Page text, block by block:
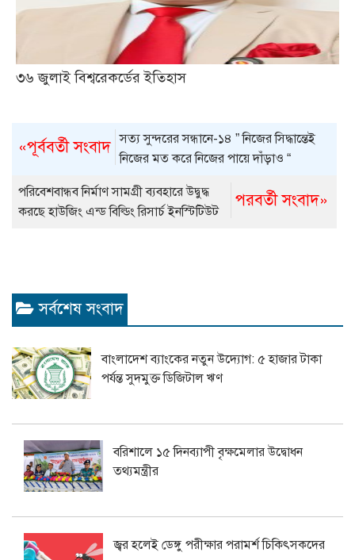
৩৬ জুলাই বিশ্বরেকর্ডের ইতিহাস
«পূর্ববর্তী সংবাদ সত্য সুন্দরের সন্ধানে-১৪ ” নিজের সিদ্ধান্তেই
নিজের মত করে নিজের পায়ে দাঁড়াও “
পরবর্তী সংবাদ»
পরিবেশবান্ধব নির্মাণ সামগ্রী ব্যবহারে উদ্বুদ্ধ
করছে হাউজিং এন্ড বিল্ডিং রিসার্চ ইনস্টিটিউট
সর্বশেষ সংবাদ
বাংলাদেশ ব্যাংকের নতুন উদ্যোগ: ৫ হাজার টাকা
পর্যন্ত সুদমুক্ত ডিজিটাল ঋণ
বরিশালে ১৫ দিনব্যাপী বৃক্ষমেলার উদ্বোধন
তথ্যমন্ত্রীর
জ্বর হলেই ডেঙ্গু পরীক্ষার পরামর্শ চিকিৎসকদের